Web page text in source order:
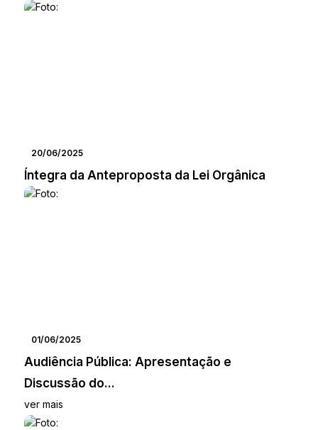
20/06/2025
Íntegra da Anteproposta da Lei Orgânica
01/06/2025
Audiência Pública: Apresentação e
Discussão do...
ver mais